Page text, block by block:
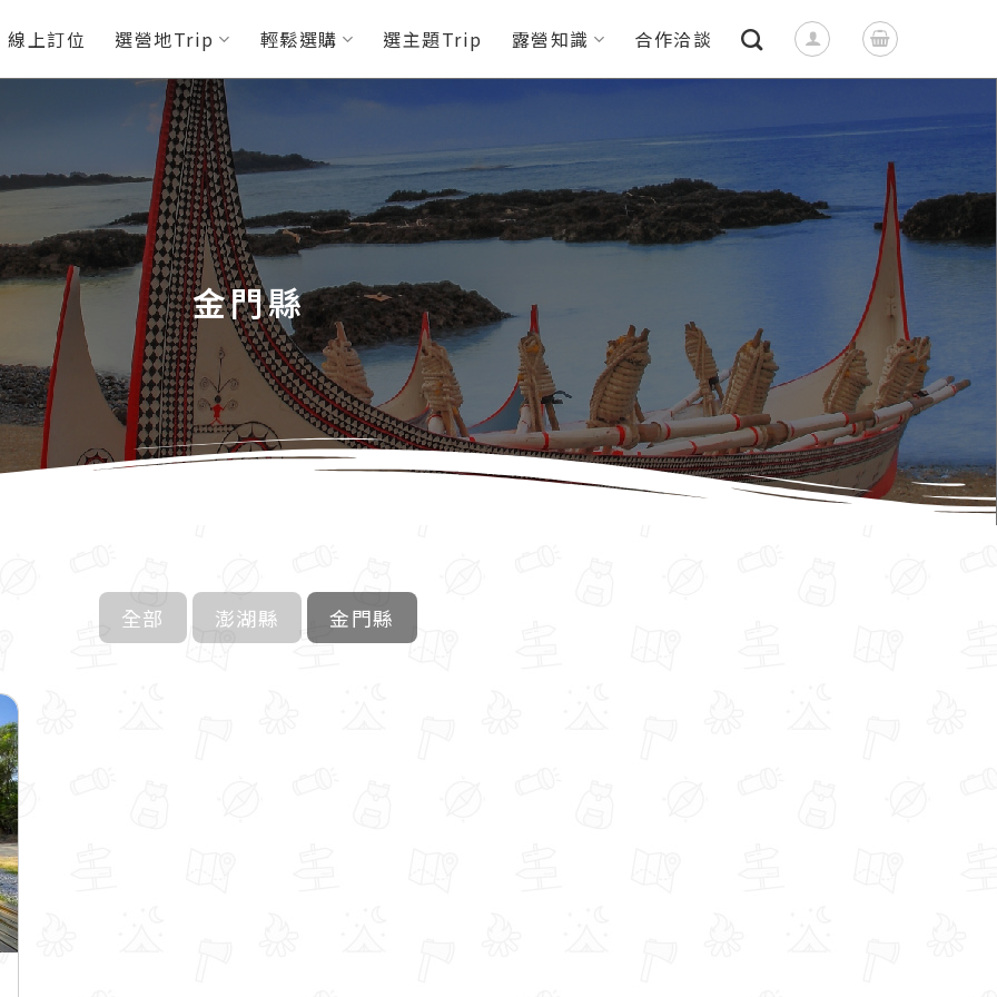
上訂位 選營地Trip 輕鬆選購 選主題Trip 露營知識 合作洽談
金門縣
全部 澎湖縣 金門縣